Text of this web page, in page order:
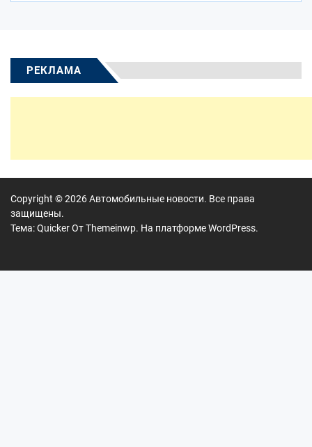
РЕКЛАМА
Copyright © 2026Автомобильные новости. Все права
защищены.
Тема: Quicker ОтThemeinwp. На платформеWordPress.